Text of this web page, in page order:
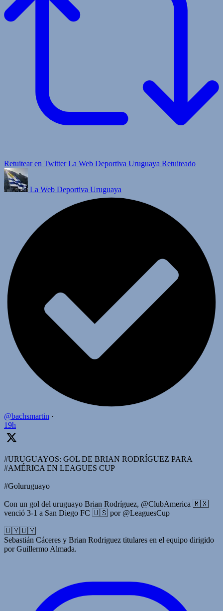
Retuitear en Twitter La Web Deportiva Uruguaya Retuiteado
La Web Deportiva Uruguaya
@bachsmartin ·
19h
#URUGUAYOS: GOL DE BRIAN RODRÍGUEZ PARA
#AMÉRICA EN LEAGUES CUP
#Goluruguayo
Con un gol del uruguayo Brian Rodríguez, @ClubAmerica 🇲🇽
venció 3-1 a San Diego FC 🇺🇸 por @LeaguesCup
🇺🇾🇺🇾
Sebastián Cáceres y Brian Rodriguez titulares en el equipo dirigido
por Guillermo Almada.